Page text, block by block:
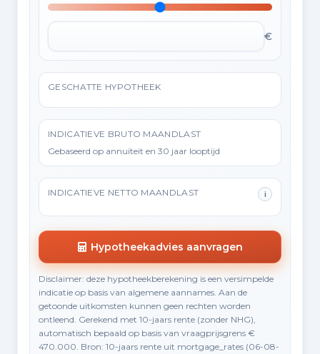
€
GESCHATTE HYPOTHEEK
INDICATIEVE BRUTO MAANDLAST
Gebaseerd op annuïteit en 30 jaar looptijd
INDICATIEVE NETTO MAANDLAST i
Hypotheekadvies aanvragen
Disclaimer: deze hypotheekberekening is een versimpelde
indicatie op basis van algemene aannames. Aan de
getoonde uitkomsten kunnen geen rechten worden
ontleend. Gerekend met 10-jaars rente (zonder NHG),
automatisch bepaald op basis van vraagprijsgrens €
470.000. Bron: 10-jaars rente uit mortgage_rates (06-08-